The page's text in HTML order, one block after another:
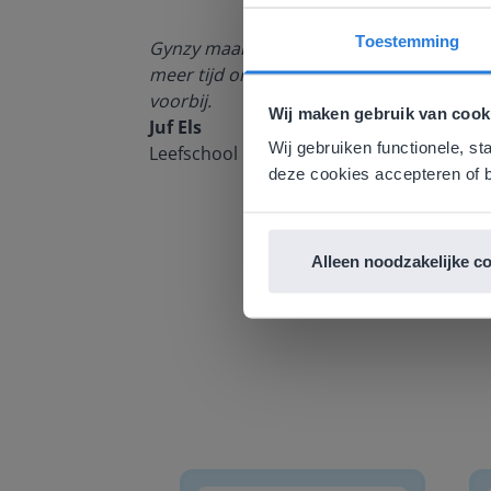
Toestemming
Wij maken gebruik van
Wij gebruiken functionele,
deze cookies accepteren of
Alleen noodzakelijke
Gynzy maakt het lesgeven zoveel
meer tijd om echt elke leerling de
voorbij.
Juf Els
Leefschool Het Droomschip
Deze
Gezien